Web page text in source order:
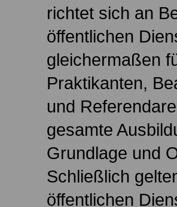
richtet sich an
öffentlichen
gleichermaßen
Praktikanten,
und
gesamte
Grundlage und
Schließlich
öffentlichen